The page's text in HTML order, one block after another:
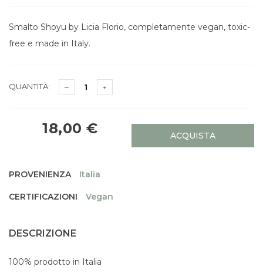
Smalto Shoyu by Licia Florio, completamente vegan, toxic-
free e made in Italy.
QUANTITÀ:
18,00 € ACQUISTA
PROVENIENZA Italia
CERTIFICAZIONI Vegan
DESCRIZIONE
100% prodotto in Italia